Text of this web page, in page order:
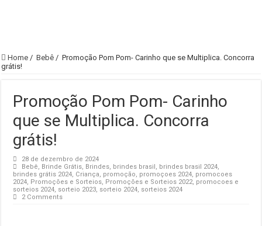
Home / Bebê / Promoção Pom Pom- Carinho que se Multiplica. Concorra
grátis!
Promoção Pom Pom- Carinho
que se Multiplica. Concorra
grátis!
28 de dezembro de 2024
Bebê, Brinde Grátis, Brindes, brindes brasil, brindes brasil 2024,
brindes grátis 2024, Criança, promoção, promoçoes 2024, promocoes
2024, Promoções e Sorteios, Promoções e Sorteios 2022, promocoes e
sorteios 2024, sorteio 2023, sorteio 2024, sorteios 2024
2 Comments